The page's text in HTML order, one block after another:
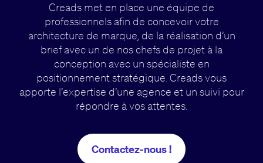
Creads met en place une équipe de
professionnels afin de concevoir votre
architecture de marque, de la réalisation d’un
brief avec un de nos chefs de projet à la
conception avec un spécialiste en
positionnement stratégique. Creads vous
apporte l’expertise d’une agence et un suivi pour
répondre à vos attentes.
Contactez-nous !